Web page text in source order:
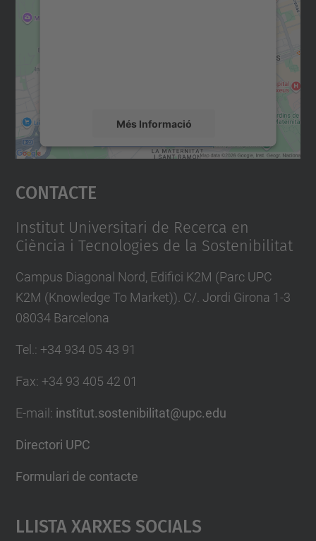
Més Informació
Accepta
powered by
Contacte
Institut Universitari de Recerca en
Ciència i Tecnologies de la Sostenibilitat
Campus Diagonal Nord, Edifici K2M (Parc UPC
K2M (Knowledge To Market)). C/. Jordi Girona 1-3
08034 Barcelona
Tel. : +34 934 05 43 91
Fax: +34 93 405 42 01
E-mail : institut.sostenibilitat@upc.edu
Directori UPC
Formulari de contacte
Llista Xarxes Socials